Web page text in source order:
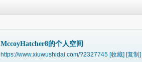
MccoyHatcher8的个人空间
https://www.xiuwushidai.com/?2327745 [收藏] [复制]